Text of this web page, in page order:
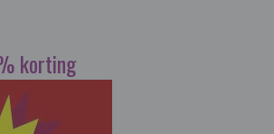
korting